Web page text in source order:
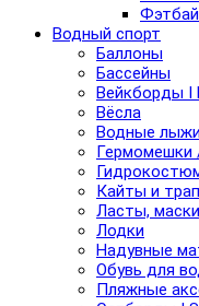
Водный спорт
Баллоны
Бассейны
Вейкборды I
Вёсла
Водные лыжи
Гермомешки
Кайты и
Ласты,
Лодки
Надувные
Обувь для
Пляжные